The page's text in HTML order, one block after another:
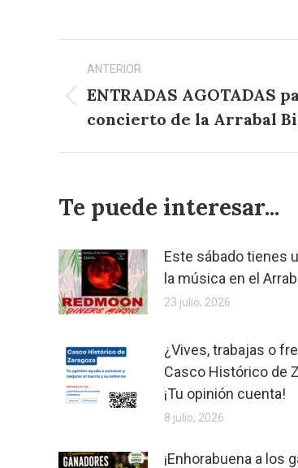
Navegación
entre
publicaciones
ANTERIOR
Publicación
anterior:
ENTRADAS AGOTADAS
concierto de la Arrabal
Te puede interesar...
Este sábado tienes
la música en el
23 julio, 2026
¿Vives, trabajas o
Casco Histórico de
¡Tu opinión cuenta!
8 julio, 2026
¡Enhorabuena a los